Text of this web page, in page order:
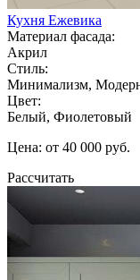
Кухня Ежевика
Материал фасада:
Акрил
Стиль:
Минимализм,
Цвет:
Белый, Фиолетовый
Цена: от 40 000 руб.
Рассчитать